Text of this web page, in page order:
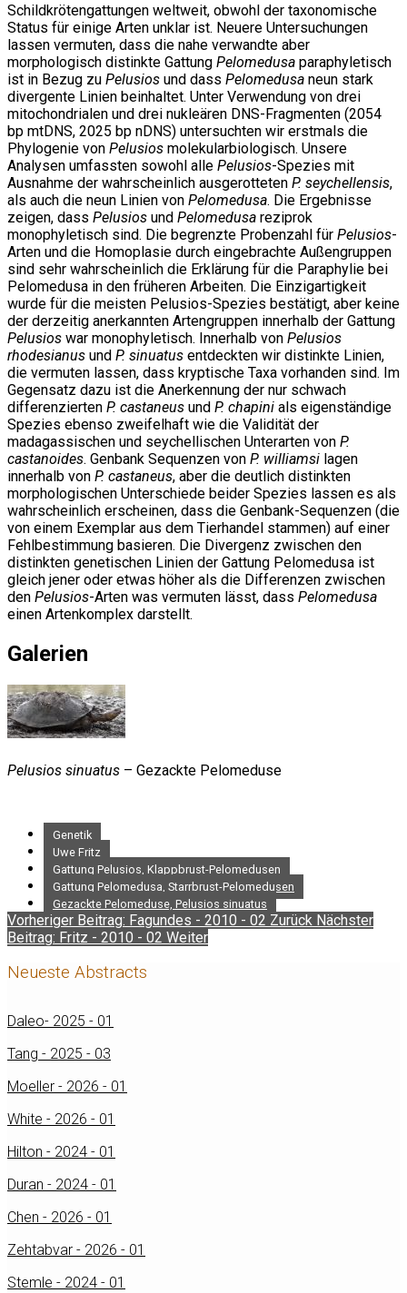
Schildkrötengattungen weltweit, obwohl der taxonomische
Status für einige Arten unklar ist. Neuere Untersuchungen
lassen vermuten, dass die nahe verwandte aber
morphologisch distinkte Gattung Pelomedusa paraphyletisch
ist in Bezug zu Pelusios und dass Pelomedusa neun stark
divergente Linien beinhaltet. Unter Verwendung von drei
mitochondrialen und drei nukleären DNS-Fragmenten (2054
bp mtDNS, 2025 bp nDNS) untersuchten wir erstmals die
Phylogenie von Pelusios molekularbiologisch. Unsere
Analysen umfassten sowohl alle Pelusios-Spezies mit
Ausnahme der wahrscheinlich ausgerotteten P. seychellensis,
als auch die neun Linien von Pelomedusa. Die Ergebnisse
zeigen, dass Pelusios und Pelomedusa reziprok
monophyletisch sind. Die begrenzte Probenzahl für Pelusios-
Arten und die Homoplasie durch eingebrachte Außengruppen
sind sehr wahrscheinlich die Erklärung für die Paraphylie bei
Pelomedusa in den früheren Arbeiten. Die Einzigartigkeit
wurde für die meisten Pelusios-Spezies bestätigt, aber keine
der derzeitig anerkannten Artengruppen innerhalb der Gattung
Pelusios war monophyletisch. Innerhalb von Pelusios
rhodesianus und P. sinuatus entdeckten wir distinkte Linien,
die vermuten lassen, dass kryptische Taxa vorhanden sind. Im
Gegensatz dazu ist die Anerkennung der nur schwach
differenzierten P. castaneus und P. chapini als eigenständige
Spezies ebenso zweifelhaft wie die Validität der
madagassischen und seychellischen Unterarten von P.
castanoides. Genbank Sequenzen von P. williamsi lagen
innerhalb von P. castaneus, aber die deutlich distinkten
morphologischen Unterschiede beider Spezies lassen es als
wahrscheinlich erscheinen, dass die Genbank-Sequenzen (die
von einem Exemplar aus dem Tierhandel stammen) auf einer
Fehlbestimmung basieren. Die Divergenz zwischen den
distinkten genetischen Linien der Gattung Pelomedusa ist
gleich jener oder etwas höher als die Differenzen zwischen
den Pelusios-Arten was vermuten lässt, dass Pelomedusa
einen Artenkomplex darstellt.
Galerien
Pelusios sinuatus – Gezackte Pelomeduse
Genetik
Uwe Fritz
Gattung Pelusios, Klappbrust-Pelomedusen
Gattung Pelomedusa, Starrbrust-Pelomedusen
Gezackte Pelomeduse, Pelusios sinuatus
Vorheriger Beitrag: Fagundes - 2010 - 02 Zurück Nächster
Beitrag: Fritz - 2010 - 02 Weiter
Neueste Abstracts
Daleo- 2025 - 01
Tang - 2025 - 03
Moeller - 2026 - 01
White - 2026 - 01
Hilton - 2024 - 01
Duran - 2024 - 01
Chen - 2026 - 01
Zehtabvar - 2026 - 01
Stemle - 2024 - 01